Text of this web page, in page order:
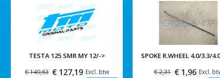
TESTA 125 SMR MY 12/->
€ 149,63 € 127,19 Excl. btw
SPOKE R.WHEEL 4.0/3.3/
€ 2,31 € 1,96 Excl.